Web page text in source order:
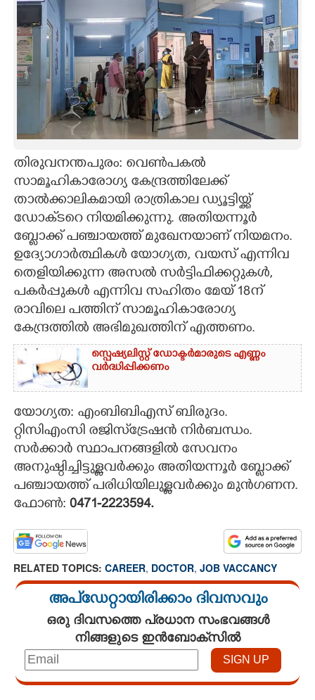
SPIRITUAL
INFO+
CARTOONS
LITERATURE
ZOOM
CONTACT US
തിരുവനന്തപുരം: വെണ്‍പകല്‍
സാമൂഹികാരോഗ്യ കേന്ദ്രത്തിലേക്ക്
താല്‍ക്കാലികമായി രാത്രികാല ഡ്യൂട്ടിയ്ക്ക്
ഡോക്‌ടറെ നിയമിക്കുന്നു. അതിയന്നൂര്‍
ബ്ലോക്ക് പഞ്ചായത്ത് മുഖേനയാണ് നിയമനം.
ഉദ്യോഗാര്‍ത്ഥികള്‍ യോഗ്യത, വയസ് എന്നിവ
തെളിയിക്കുന്ന അസല്‍ സര്‍ട്ടിഫിക്കറ്റുകള്‍,
പകര്‍പ്പുകള്‍ എന്നിവ സഹിതം മേയ് 18ന്
രാവിലെ പത്തിന് സാമൂഹികാരോഗ്യ
കേന്ദ്രത്തില്‍ അഭിമുഖത്തിന് എത്തണം.
സ്പെഷ്യലിസ്റ്റ് ഡോക്ടർമാരുടെ എണ്ണം
വർദ്ധിപ്പിക്കണം
യോഗ്യത: എംബിബിഎസ് ബിരുദം.
റ്റിസിഎംസി രജിസ്‌ട്രേഷന്‍ നിര്‍ബന്ധം.
സര്‍ക്കാര്‍ സ്ഥാപനങ്ങളില്‍ സേവനം
അനുഷ്ഠിച്ചിട്ടുള്ളവര്‍ക്കും അതിയന്നൂര്‍ ബ്ലോക്ക്
പഞ്ചായത്ത് പരിധിയിലുള്ളവര്‍ക്കും മുന്‍ഗണന.
ഫോണ്‍: 0471-2223594.
RELATED TOPICS: CAREER, DOCTOR, JOB VACCANCY
അപ്ഡേറ്റായിരിക്കാം ദിവസവും
ഒരു ദിവസത്തെ പ്രധാന സംഭവങ്ങൾ
നിങ്ങളുടെ ഇൻബോക്സിൽ